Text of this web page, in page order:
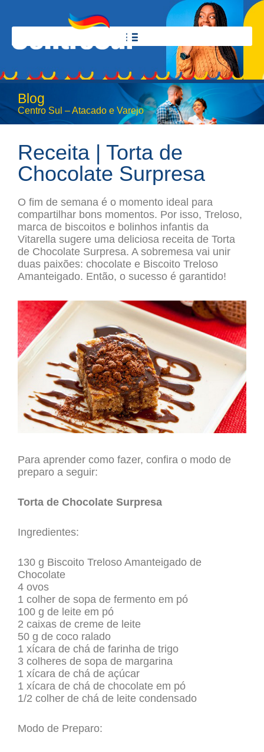
Blog
Centro Sul – Atacado e Varejo
Receita | Torta de
Chocolate Surpresa
O fim de semana é o momento ideal para
compartilhar bons momentos. Por isso, Treloso,
marca de biscoitos e bolinhos infantis da
Vitarella sugere uma deliciosa receita de Torta
de Chocolate Surpresa. A sobremesa vai unir
duas paixões: chocolate e Biscoito Treloso
Amanteigado. Então, o sucesso é garantido!
Para aprender como fazer, confira o modo de
preparo a seguir:
Torta de Chocolate Surpresa
Ingredientes:
130 g Biscoito Treloso Amanteigado de
Chocolate
4 ovos
1 colher de sopa de fermento em pó
100 g de leite em pó
2 caixas de creme de leite
50 g de coco ralado
1 xícara de chá de farinha de trigo
3 colheres de sopa de margarina
1 xícara de chá de açúcar
1 xícara de chá de chocolate em pó
1/2 colher de chá de leite condensado
Modo de Preparo: